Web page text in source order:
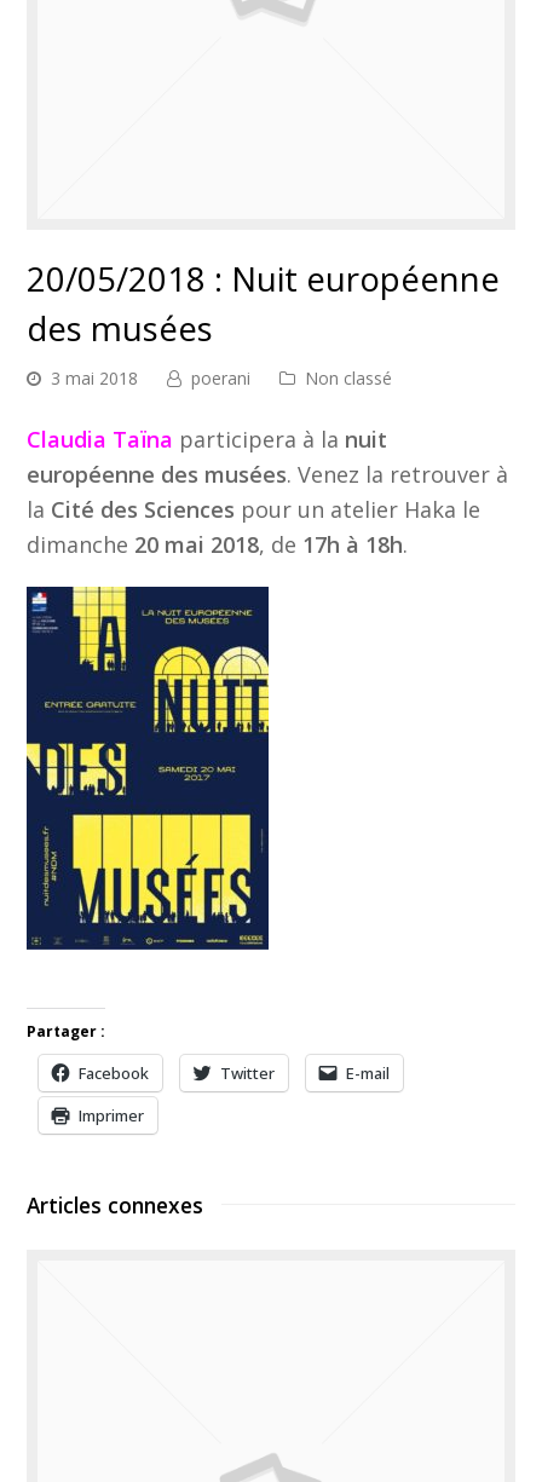
20/05/2018 : Nuit européenne
des musées
3 mai 2018 poerani Non classé
Claudia Taïna participera à la nuit
européenne des musées. Venez la retrouver à
la Cité des Sciences pour un atelier Haka le
dimanche 20 mai 2018, de 17h à 18h.
Partager :
Facebook Twitter
E-mail
Imprimer
Articles connexes